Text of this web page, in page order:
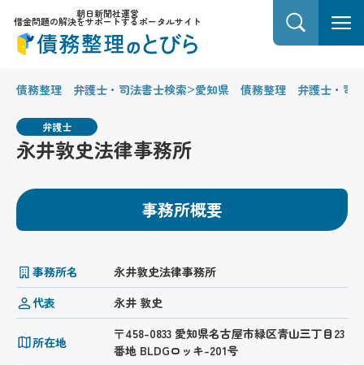
朝日新聞社運営
借金問題の解決をサポートするポータルサイト
債務整理 弁護士・司法書士検索>愛知県 債務整理 弁護士・司
弁護士
永井敦史法律事務所
事務所概要
事務所名
永井敦史法律事務所
代表
永井 敦史
所在地
〒458-0833 愛知県名古屋市緑区青山三丁目23
番地 BLDGロッキ-201号